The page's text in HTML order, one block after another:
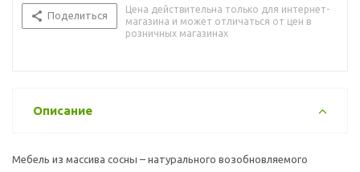
Поделиться
Цена действительна только для интернет-
магазина и может отличаться от цен в
розничных магазинах
Описание
Мебель из массива сосны – натурального возобновляемого